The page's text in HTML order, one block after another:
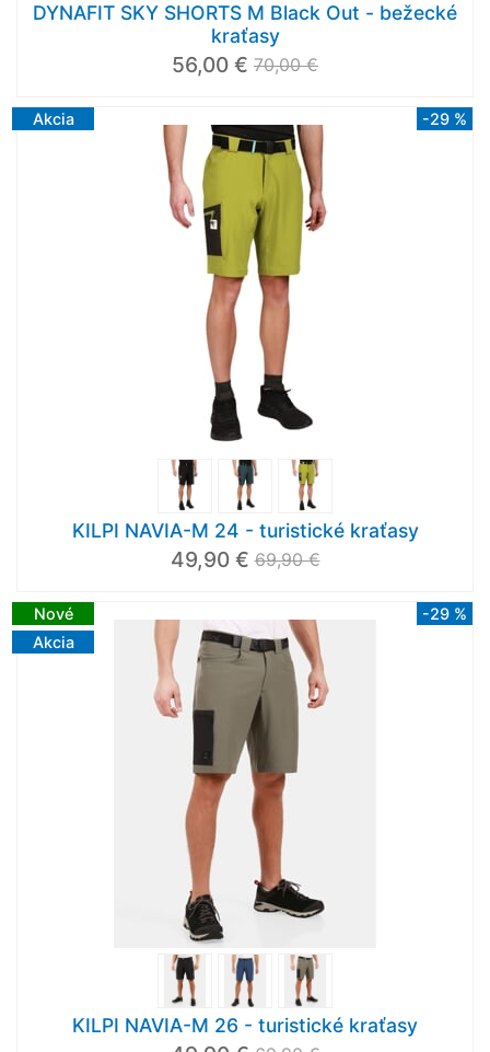
DYNAFIT SKY SHORTS M Black Out - bežecké
kraťasy
56,00 € 70,00 €
Akcia -29 %
KILPI NAVIA-M 24 - turistické kraťasy
49,90 € 69,90 €
Nové
Akcia
-29 %
KILPI NAVIA-M 26 - turistické kraťasy